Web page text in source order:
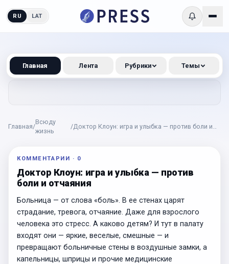
RU LAT
Главная/
Всюду
жизнь
/Доктор Клоун: игра и улыбка — против боли и
КОММЕНТАРИИ · 0
Доктор Клоун: игра и улыбка — против
боли и отчаяния
Больница — от слова «боль». В ее стенах царят
страдание, тревога, отчаяние. Даже для взрослого
человека это стресс. А каково детям? И тут в палату
входят они — яркие, веселые, смешные — и
превращают больничные стены в воздушные замки, а
капельницы, шприцы и прочие медицинские
Главная Лента Рубрики Темы